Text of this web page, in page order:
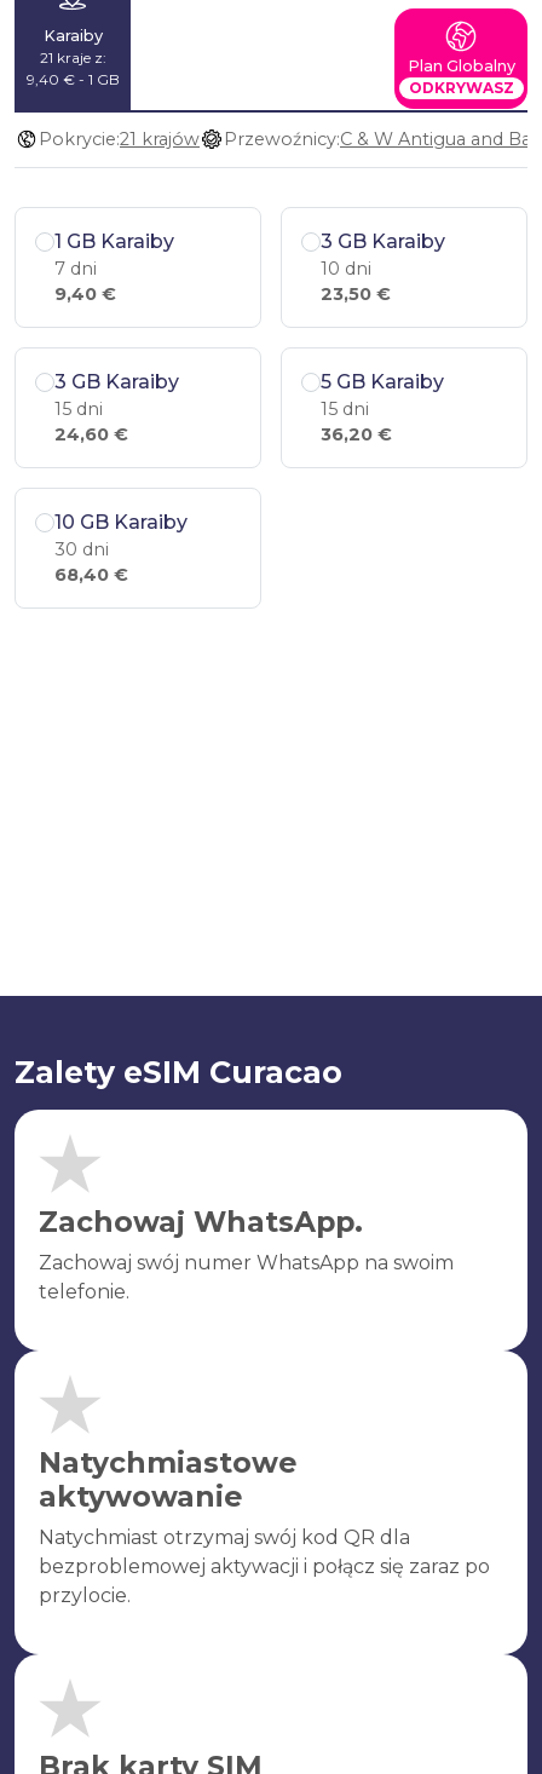
Karaiby
21 kraje z:
9,40 € - 1 GB
Plan Globalny
ODKRYWASZ
Pokrycie:21 krajów Przewoźnicy:
1 GB Karaiby
7 dni
9,40 €
3 GB Karaiby
10 dni
23,50 €
3 GB Karaiby
15 dni
24,60 €
5 GB Karaiby
15 dni
36,20 €
10 GB Karaiby
30 dni
68,40 €
Zalety eSIM Curacao
Zachowaj WhatsApp.
Zachowaj swój numer WhatsApp na swoim
telefonie.
Natychmiastowe
aktywowanie
Natychmiast otrzymaj swój kod QR dla
bezproblemowej aktywacji i połącz się zaraz po
przylocie.
Brak karty SIM